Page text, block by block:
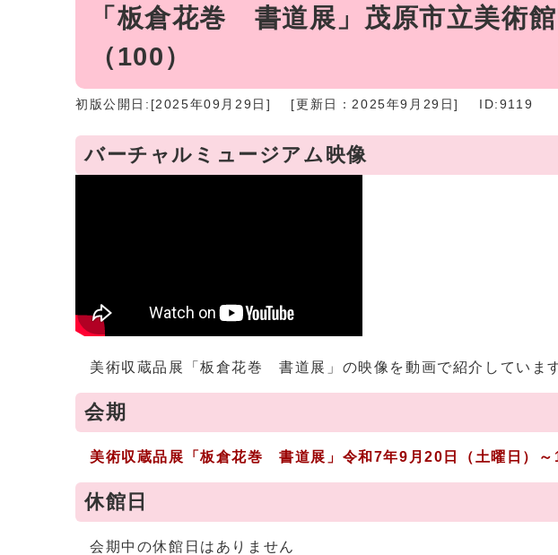
「板倉花巻 書道展」茂原市立美術
（100）
初版公開日:[2025年09月29日] [更新日：2025年9月29日] ID:9119
バーチャルミュージアム映像
美術収蔵品展「板倉花巻 書道展」の映像を動画で紹介してい
会期
美術収蔵品展「板倉花巻 書道展 」 令和7年9月20日（土曜日）～
休館日
会期中の休館日はありません